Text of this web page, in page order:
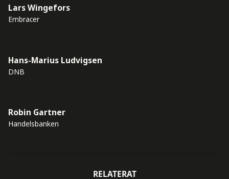
Lars Wingefors
Embracer
Hans-Marius Ludvigsen
DNB
Robin Gartner
Handelsbanken
RELATERAT